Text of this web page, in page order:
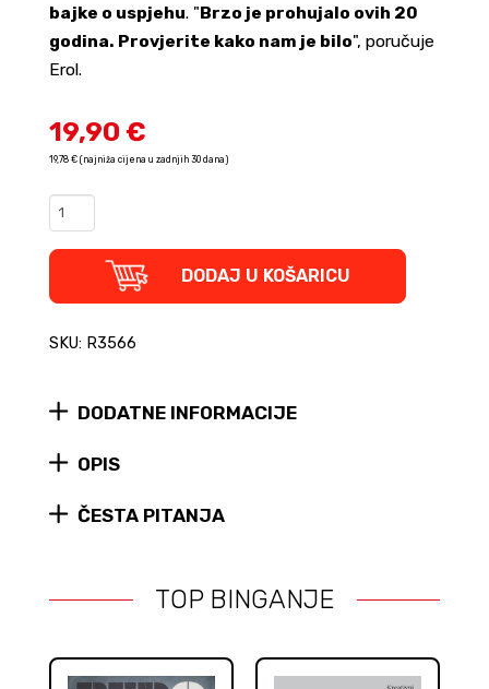
bajke o uspjehu. "Brzo je prohujalo ovih 20
godina. Provjerite kako nam je bilo", poručuje
Erol.
19,90 €
19,78 € (najniža cijena u zadnjih 30 dana)
-
romantika
DODAJ U KOŠARICU
SKU: R3566
DODATNE INFORMACIJE
OPIS
ČESTA PITANJA
TOP BINGANJE